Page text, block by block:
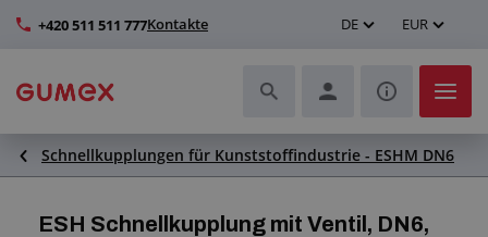
+420 511 511 777Kontakte DE EUR
Schläuche und deren Komplettierung
Profile und Herstellung von Dichtungen
Schnellkupplungen für Kunststoffindustrie - ESHM DN6
ESH Schnellkupplung mit Ventil, DN6,